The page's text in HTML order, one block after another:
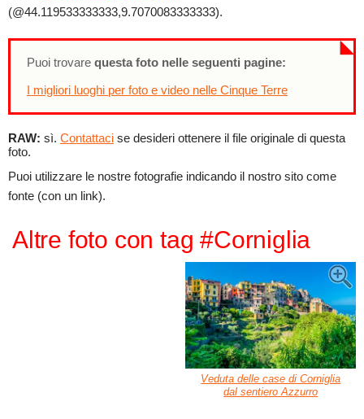
(@44.119533333333,9.7070083333333).
Puoi trovare questa foto nelle seguenti pagine:
I migliori luoghi per foto e video nelle Cinque Terre
RAW: sì. Contattaci se desideri ottenere il file originale di questa
foto.
Puoi utilizzare le nostre fotografie indicando il nostro sito come
fonte (con un link).
Altre foto con tag #Corniglia
Veduta delle case di Corniglia
dal sentiero Azzurro